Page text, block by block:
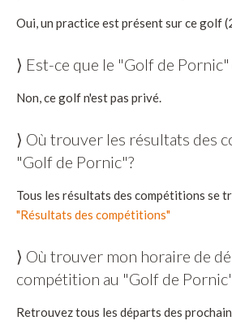
Oui, un practice est présent sur ce golf
⟩ Est-ce que le "Golf de
Non, ce golf n'est pas privé.
⟩ Où trouver les résultats des
"Golf de Pornic"?
Tous les résultats des compétitions se
"Résultats des compétitions"
⟩ Où trouver mon horaire de
compétition au "Golf de
Retrouvez tous les départs des